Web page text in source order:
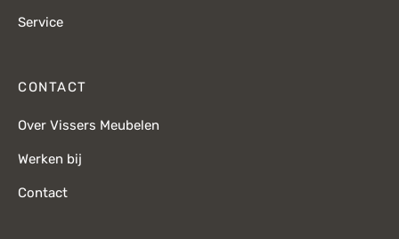
Service
CONTACT
Over Vissers Meubelen
Werken bij
Contact